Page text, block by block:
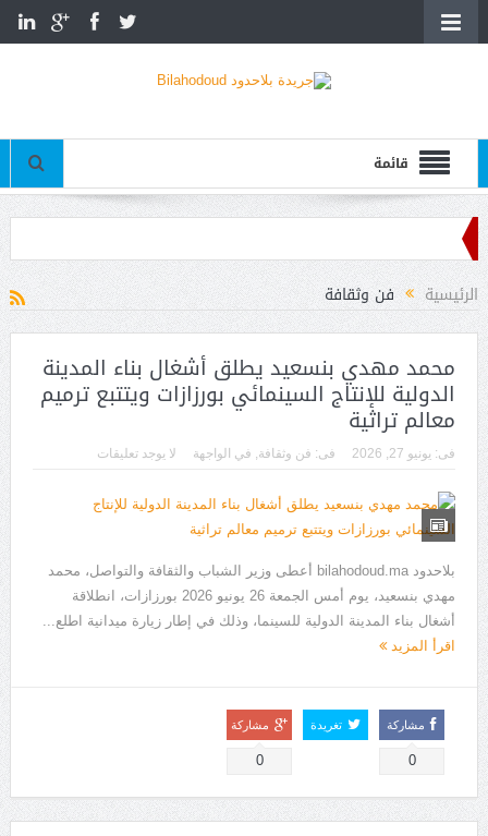
قائمة
صحرائه
الرئيسية فن وثقافة
محمد مهدي بنسعيد يطلق أشغال بناء المدينة
الدولية للإنتاج السينمائي بورزازات ويتتبع ترميم
معالم تراثية
فى: يونيو 27, 2026 فى: فن وثقافة, في الواجهة لا يوجد تعليقات
بلاحدود bilahodoud.ma أعطى وزير الشباب والثقافة والتواصل، محمد
مهدي بنسعيد، يوم أمس الجمعة 26 يونيو 2026 بورزازات، انطلاقة
أشغال بناء المدينة الدولية للسينما، وذلك في إطار زيارة ميدانية اطلع...
اقرأ المزيد
مشاركة
0
تغريدة مشاركة
0